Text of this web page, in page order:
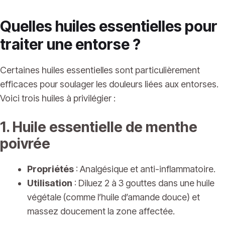
Quelles huiles essentielles pour
traiter une entorse ?
Certaines huiles essentielles sont particulièrement
efficaces pour soulager les douleurs liées aux entorses.
Voici trois huiles à privilégier :
1. Huile essentielle de menthe
poivrée
Propriétés : Analgésique et anti-inflammatoire.
Utilisation : Diluez 2 à 3 gouttes dans une huile
végétale (comme l’huile d’amande douce) et
massez doucement la zone affectée.